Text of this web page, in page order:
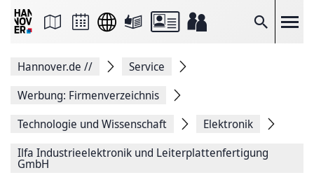
Suche
Seite
Facebook
teilen
Seitenlink
Seite
Drucken
Hannover.de //
Service
Werbung: Firmenverzeichnis
Technologie und Wissenschaft
Elektronik
Ilfa Industrieelektronik und Leiterplattenfertigung
GmbH